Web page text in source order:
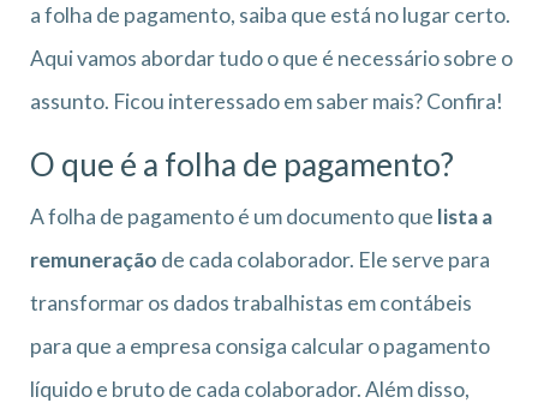
a folha de pagamento, saiba que está no lugar certo.
Aqui vamos abordar tudo o que é necessário sobre o
assunto. Ficou interessado em saber mais? Confira!
O que é a folha de pagamento?
A folha de pagamento é um documento que lista a
remuneração de cada colaborador. Ele serve para
transformar os dados trabalhistas em contábeis
para que a empresa consiga calcular o pagamento
líquido e bruto de cada colaborador. Além disso,